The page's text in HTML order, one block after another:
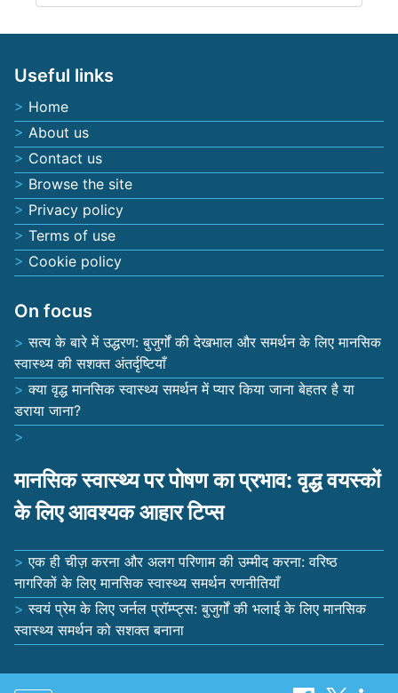
Useful links
Home
About us
Contact us
Browse the site
Privacy policy
Terms of use
Cookie policy
On focus
सत्य के बारे में उद्धरण: बुजुर्गों की देखभाल और समर्थन के लिए मानसिक
स्वास्थ्य की सशक्त अंतर्दृष्टियाँ
क्या वृद्ध मानसिक स्वास्थ्य समर्थन में प्यार किया जाना बेहतर है या
डराया जाना?
मानसिक स्वास्थ्य पर पोषण का प्रभाव: वृद्ध वयस्कों
के लिए आवश्यक आहार टिप्स
एक ही चीज़ करना और अलग परिणाम की उम्मीद करना: वरिष्ठ
नागरिकों के लिए मानसिक स्वास्थ्य समर्थन रणनीतियाँ
स्वयं प्रेम के लिए जर्नल प्रॉम्प्ट्स: बुजुर्गों की भलाई के लिए मानसिक
स्वास्थ्य समर्थन को सशक्त बनाना